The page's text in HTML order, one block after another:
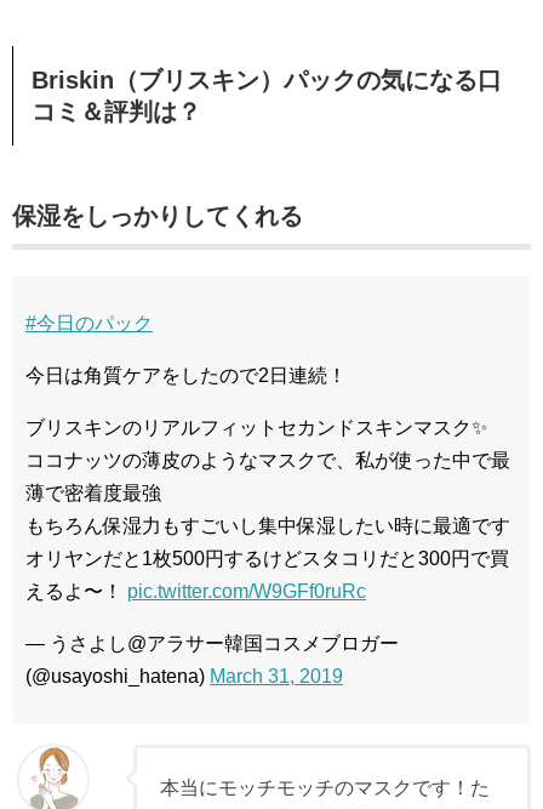
Briskin（ブリスキン）パックの気になる口
コミ＆評判は？
保湿をしっかりしてくれる
#今日のパック
今日は角質ケアをしたので2日連続！
ブリスキンのリアルフィットセカンドスキンマスク✨
ココナッツの薄皮のようなマスクで、私が使った中で最
薄で密着度最強
もちろん保湿力もすごいし集中保湿したい時に最適です
オリヤンだと1枚500円するけどスタコリだと300円で買
えるよ〜！ pic.twitter.com/W9GFf0ruRc
— うさよし@アラサー韓国コスメブロガー
(@usayoshi_hatena) March 31, 2019
本当にモッチモッチのマスクです！た